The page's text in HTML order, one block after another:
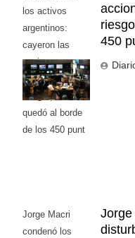
los activos
argentinos:
cayeron las
acciones en
Wall Street y el
riesgo país
quedó al borde
de los 450 punt
450
Jorge Macri
condenó los